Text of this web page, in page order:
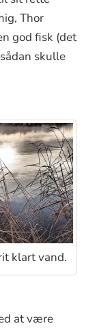
Thor
god fisk (det
skulle
klart vand.
at være